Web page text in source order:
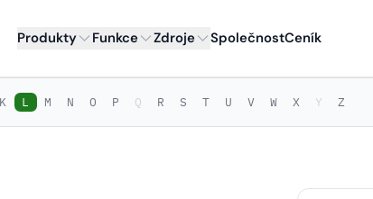
Produkty Funkce Zdroje SpolečnostCeník
K L M N O P Q R S T U V W X Y Z